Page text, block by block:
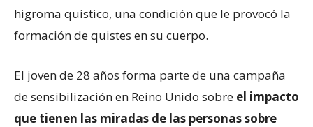
higroma quístico, una condición que le provocó la
formación de quistes en su cuerpo.
El joven de 28 años forma parte de una campaña
de sensibilización en Reino Unido sobre el impacto
que tienen las miradas de las personas sobre